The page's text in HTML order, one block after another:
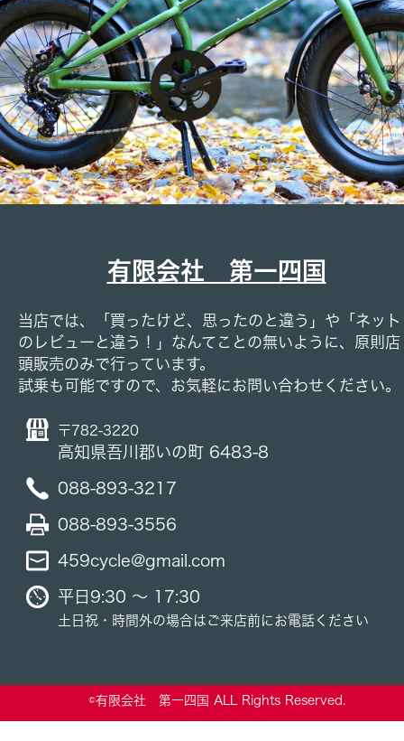
有限会社 第一四国
当店では、「買ったけど、思ったのと違う」や「ネット
のレビューと違う！」なんてことの無いように、原則店
頭販売のみで行っています。
試乗も可能ですので、お気軽にお問い合わせください。
〒782-3220
高知県吾川郡いの町 6483-8
088-893-3217
088-893-3556
459cycle@gmail.com
平日9:30 ～ 17:30
土日祝・時間外の場合はご来店前にお電話ください
©有限会社 第一四国 ALL Rights Reserved.